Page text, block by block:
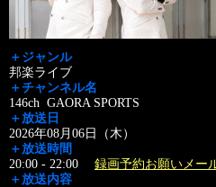
＋ジャンル
邦楽ライブ
＋チャンネル名
146ch GAORA SPORTS
＋放送日
2026年08月06日（木）
＋放送時間
20:00 - 22:00 録画予約お願いメー
＋放送内容